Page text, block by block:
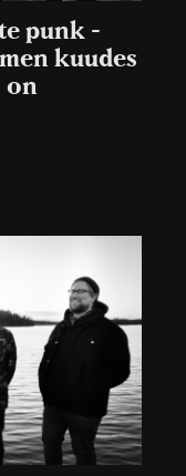
punk -
kuudes
on